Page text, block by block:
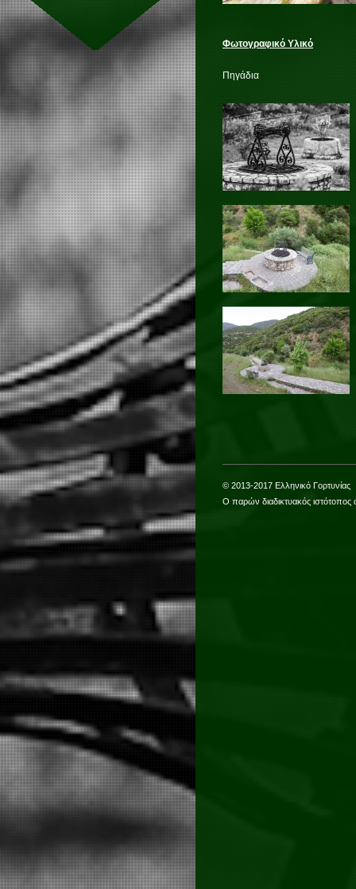
Φωτογραφικό Υλικό
Πηγάδια
© 2013-2017 Ελληνικό Γορτυνίας
Ο παρών διαδικτυακός